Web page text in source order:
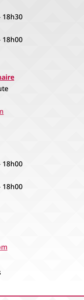
18h30
18h00
18h00
18h00